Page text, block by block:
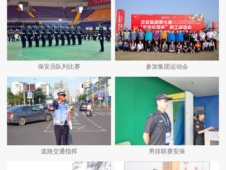
保安员队列比赛 参加集团运动会
道路交通指挥 男排联赛安保